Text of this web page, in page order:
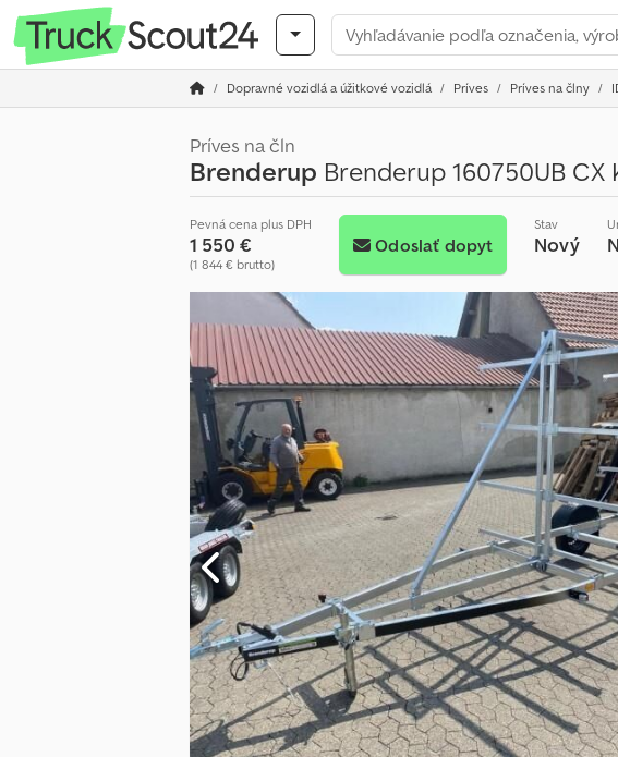
Dopravné vozidlá a úžitkové vozidlá Príves Príves na člny
Príves na čln
Brenderup Brenderup 160750UB CX
Pevná cena plus DPH
1 550 €
(1 844 € brutto)
Odoslať dopyt
Stav
Nový